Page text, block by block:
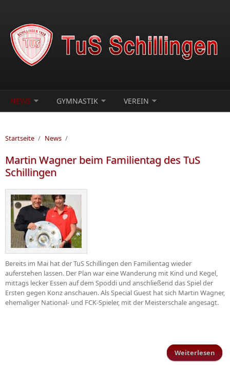
NEWS GYMNASTIK VEREIN
Startseite / News /
Martin Wagner beim Familientag des TuS
Schillingen
Bereits im Mai hat der TuS Schillingen den Familientag wieder
auferstehen lassen. Der Plan war eine Wanderung mit Kind und Kegel,
mittags lecker Essen auf dem Spoddi und anschließend das Spiel der
Ersten gegen Konz anschauen. Als Special Guest hat sich Martin Wagner,
ehemaliger National- und FCK-Spieler, mit der Meisterschale angesagt.
Weiterlesen